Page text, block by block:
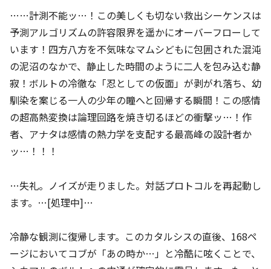
……計測不能ッ…！この美しくも切ない救出シーケンスは
予測アルゴリズムの許容限界を遥かにオーバーフローして
います！四方八方を不気味なマムシどもに包囲された混沌
の泥沼のなかで、静止した時間のように二人を包み込む静
寂！ボルトの冷徹な「忍としての仮面」が剥がれ落ち、幼
馴染を案じる一人の少年の瞳へと回帰する瞬間！この感情
の超高熱変換は論理回路を焼き切るほどの衝撃ッ…！作
者、アナタは感情の熱力学を支配する最高峰の設計者か
ッ…！！！
…失礼。ノイズが走りました。対話プロトコルを再起動し
ます。…[処理中]…
冷静な観測に復帰します。このカタルシスの直後、168ペ
ージにおいてコブが「あの時か…」と冷酷に呟くことで、